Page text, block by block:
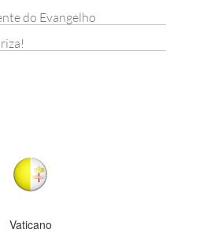
do Evangelho
Vaticano